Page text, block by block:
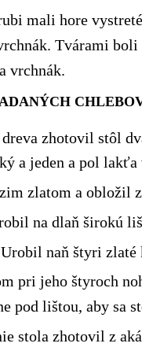
mali hore
Tvárami boli
vrchnák.
zhotovil stôl
a jeden a pol lakťa
zlatom a obložil
na dlaň širokú
Urobil naň štyri zlaté
pri jeho štyroch
pod lištou, aby sa
stola zhotovil z